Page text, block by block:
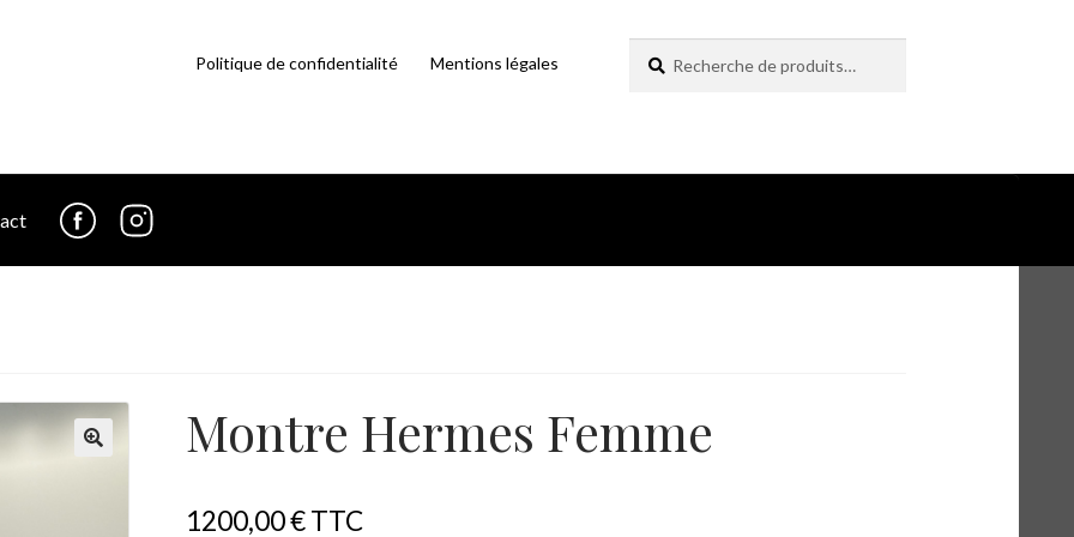
Politique de confidentialité Mentions légales
pour :
fb in
Montre Hermes Femme
1200,00€TTC